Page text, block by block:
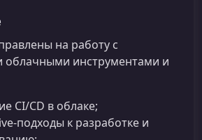
на работу с
инструментами и
CI/CD в облаке;
к разработке и